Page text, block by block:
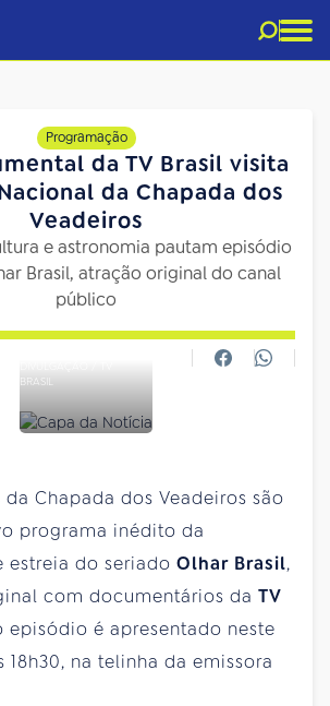
Programação
da TV Brasil visita
da Chapada dos
Veadeiros
e astronomia pautam episódio
Brasil, atração original do canal
público
BRASIL
Chapada dos Veadeiros são
programa inédito da
estreia do seriado Olhar Brasil,
com documentários da TV
episódio é apresentado neste
18h30, na telinha da emissora